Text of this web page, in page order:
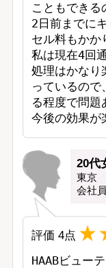
こともできる
2日前までに
セル料もかか
私は現在4回
処理はかなり
っているので
る程度で問題
今後の効果が
20代
東京
会社員
評価 4点
HAABビュー